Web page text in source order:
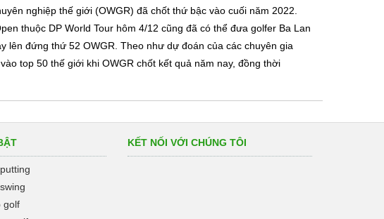
nghiệp thế giới (OWGR) đã chốt thứ bậc vào cuối năm 2022.
thuộc DP World Tour hôm 4/12 cũng đã có thể đưa golfer Ba Lan
lên đứng thứ 52 OWGR. Theo như dự đoán của các chuyên gia
top 50 thế giới khi OWGR chốt kết quả năm nay, đồng thời
golf
KẾT NỐI VỚI CHÚNG TÔI